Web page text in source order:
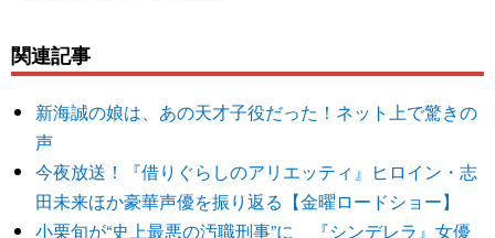
関連記事
新海誠の娘は、あの天才子役だった！ネット上で驚きの
声
今夜放送！『借りぐらしのアリエッティ』ヒロイン・志
田未来ほか豪華声優を振り返る【金曜ロードショー】
小栗旬が“史上最悪の汚職刑事”に 『シンデレラ』女優